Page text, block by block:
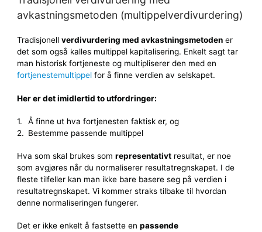
avkastningsmetoden (multippelverdivurdering)
Tradisjonell verdivurdering med avkastningsmetodener
det som også kalles multippel kapitalisering. Enkelt sagt tar
man historisk fortjeneste og multipliserer den med en
fortjenestemultippelfor å finne verdien av selskapet.
Her er det imidlertid to utfordringer:
Å finne ut hva fortjenesten faktisk er, og
Bestemme passende multippel
Hva som skal brukes som representativtresultat, er noe
som avgjøres når du normaliserer resultatregnskapet. I de
fleste tilfeller kan man ikke bare basere seg på verdien i
resultatregnskapet. Vi kommer straks tilbake til hvordan
denne normaliseringen fungerer.
Det er ikke enkelt å fastsette en passende